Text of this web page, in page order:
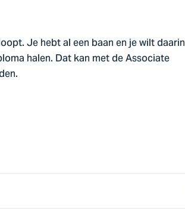
Je hebt al een baan en je wilt daarin
halen. Dat kan met de Associate